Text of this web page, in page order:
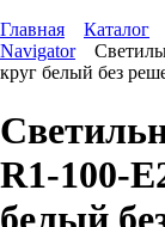
Главная
Каталог
Navigator
круг белый без
R1-100-